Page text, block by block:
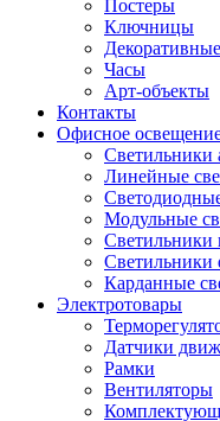
Постеры
Ключницы
Часы
Арт-объекты
Контакты
Офисное
Светильники
Линейные
Модульные
Светильники
Светильники
Карданные
Электротовары
Датчики
Рамки
Вентиляторы